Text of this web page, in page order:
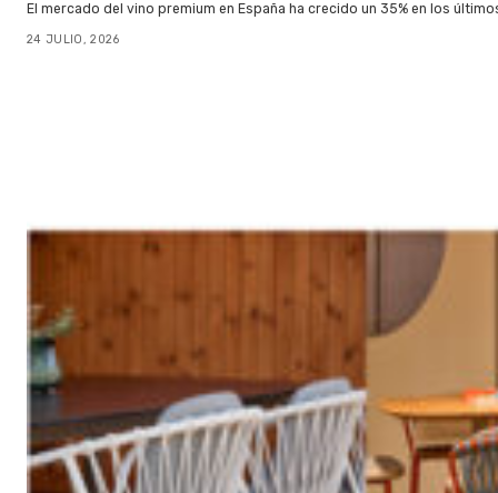
El mercado del vino premium en España ha crecido un 35% en los
24 JULIO, 2026